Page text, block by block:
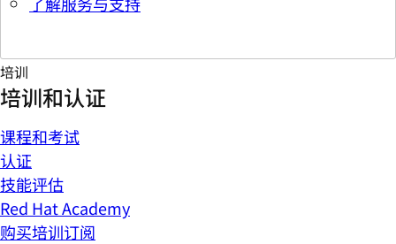
培训
培训和认证
课程和考试
认证
技能评估
Red Hat Academy
购买培训订阅